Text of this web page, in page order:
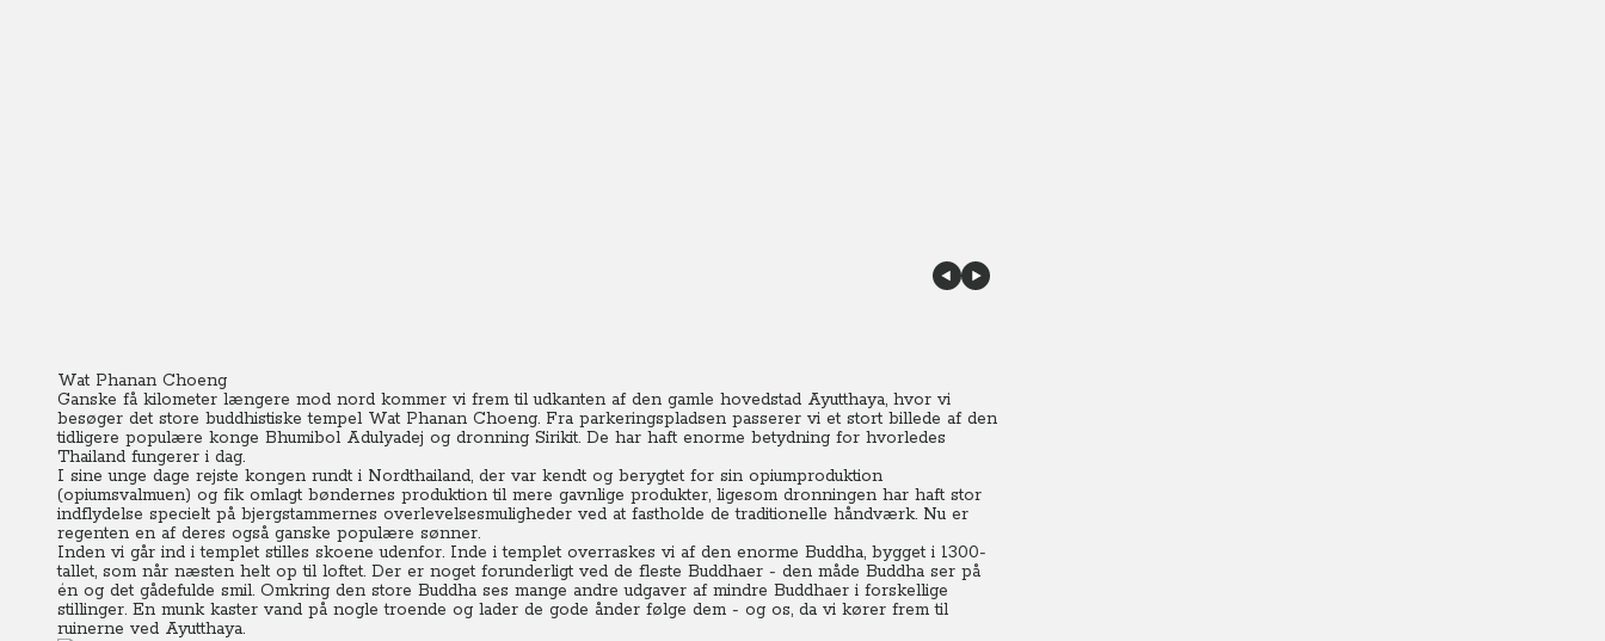
Wat Phanan Choeng
Ganske få kilometer længere mod nord kommer vi frem til udkanten af den gamle hovedstad Ayutthaya, hvor vi
besøger det store buddhistiske tempel Wat Phanan Choeng. Fra parkeringspladsen passerer vi et stort billede af den
tidligere populære konge Bhumibol Adulyadej og dronning Sirikit. De har haft enorme betydning for hvorledes
Thailand fungerer i dag.
I sine unge dage rejste kongen rundt i Nordthailand, der var kendt og berygtet for sin opiumproduktion
(opiumsvalmuen) og fik omlagt bøndernes produktion til mere gavnlige produkter, ligesom dronningen har haft stor
indflydelse specielt på bjergstammernes overlevelsesmuligheder ved at fastholde de traditionelle håndværk. Nu er
regenten en af deres også ganske populære sønner.
Inden vi går ind i templet stilles skoene udenfor. Inde i templet overraskes vi af den enorme Buddha, bygget i 1300-
tallet, som når næsten helt op til loftet. Der er noget forunderligt ved de fleste Buddhaer - den måde Buddha ser på
én og det gådefulde smil. Omkring den store Buddha ses mange andre udgaver af mindre Buddhaer i forskellige
stillinger. En munk kaster vand på nogle troende og lader de gode ånder følge dem - og os, da vi kører frem til
ruinerne ved Ayutthaya.